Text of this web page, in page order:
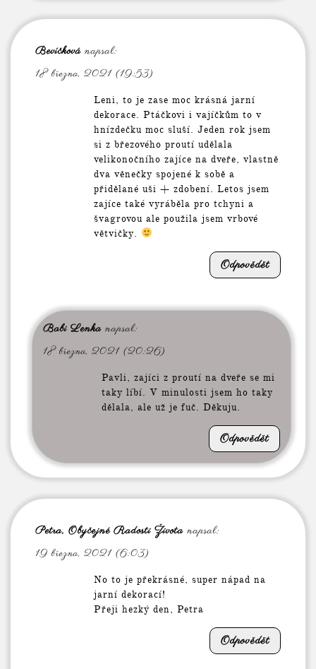
Bevíčková napsal:
18 března, 2021 (19:53)
Leni, to je zase moc krásná jarní
dekorace. Ptáčkovi i vajíčkům to v
hnízdečku moc sluší. Jeden rok jsem
si z březového proutí udělala
velikonočního zajíce na dveře, vlastně
dva věnečky spojené k sobě a
přidělané uši + zdobení. Letos jsem
zajíce také vyráběla pro tchyni a
švagrovou ale použila jsem vrbové
větvičky.
Odpovědět
Babi Lenka napsal:
18 března, 2021 (20:26)
Pavli, zajíci z proutí na dveře se mi
taky líbí. V minulosti jsem ho taky
dělala, ale už je fuč. Děkuju.
Odpovědět
Petra, Obyčejné Radosti Života napsal:
19 března, 2021 (6:03)
No to je překrásné, super nápad na
jarní dekorací!
Přeji hezký den, Petra
Odpovědět